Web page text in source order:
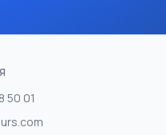
50 01